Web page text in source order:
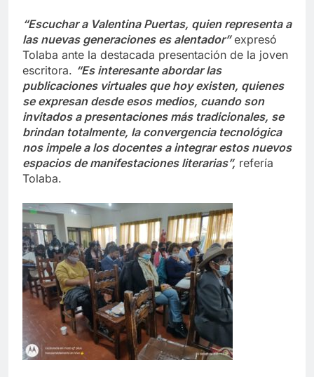
“Escuchar a Valentina Puertas, quien representa a
las nuevas generaciones es alentador”expresó
Tolaba ante la destacada presentación de la joven
escritora. “Es interesante abordar las
publicaciones virtuales que hoy existen, quienes
se expresan desde esos medios, cuando son
invitados a presentaciones más tradicionales, se
brindan totalmente, la convergencia tecnológica
nos impele a los docentes a integrar estos nuevos
espacios de manifestaciones literarias”, refería
Tolaba.